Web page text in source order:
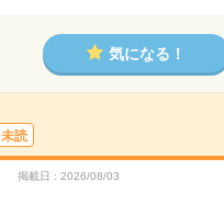
気になる！
未読
掲載日 2026/08/03